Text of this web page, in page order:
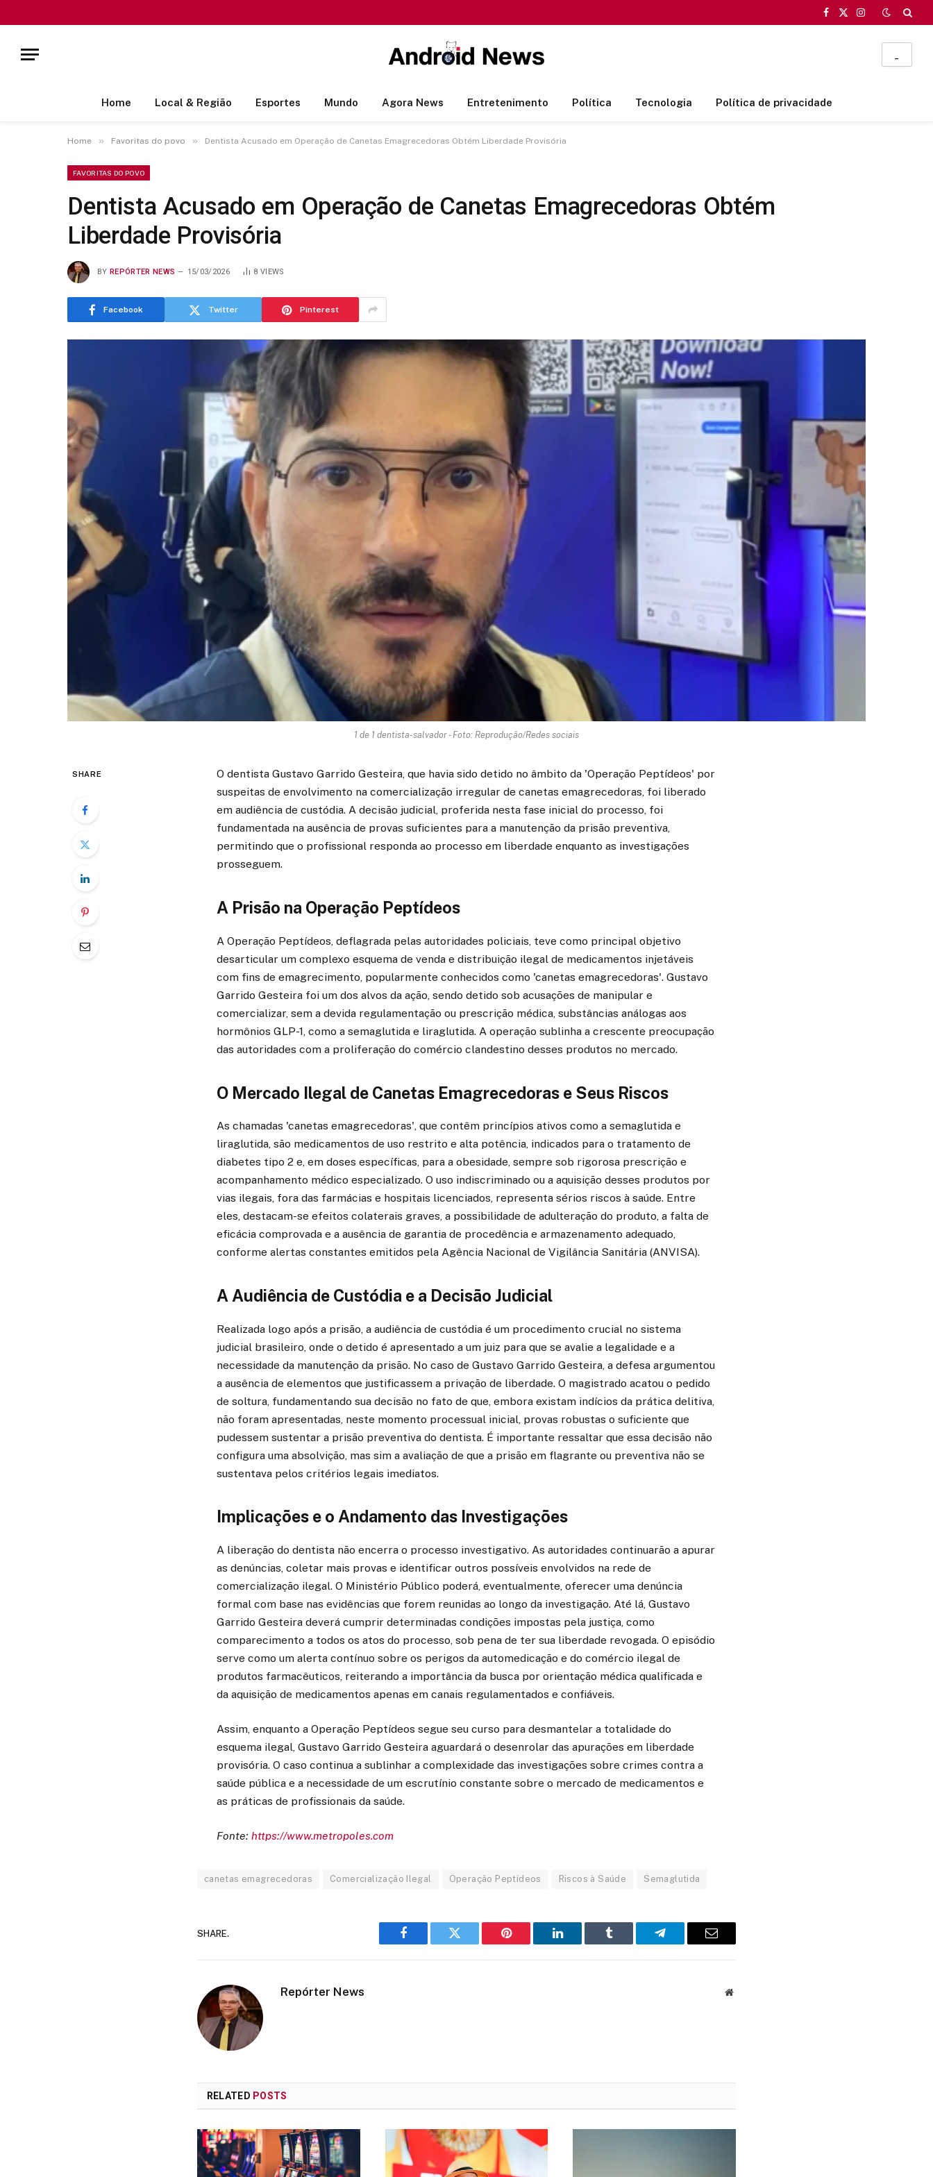
Facebook
X
Instagram
Home Local & Região Esportes Mundo Agora News Entretenimento Política Tecnologia Política de privacidade
Home » Favoritas do povo » Dentista Acusado em Operação de Canetas Emagrecedoras Obtém Liberdade Provisória
FAVORITAS DO POVO
Dentista Acusado em Operação de Canetas Emagrecedoras Obtém
Liberdade Provisória
BY REPÓRTER NEWS 15/03/2026 8 VIEWS
Facebook Twitter Pinterest
1 de 1 dentista-salvador - Foto: Reprodução/Redes sociais
SHARE
O dentista Gustavo Garrido Gesteira, que havia sido detido no âmbito da 'Operação Peptídeos' por
suspeitas de envolvimento na comercialização irregular de canetas emagrecedoras, foi liberado
em audiência de custódia. A decisão judicial, proferida nesta fase inicial do processo, foi
fundamentada na ausência de provas suficientes para a manutenção da prisão preventiva,
permitindo que o profissional responda ao processo em liberdade enquanto as investigações
prosseguem.
A Prisão na Operação Peptídeos
A Operação Peptídeos, deflagrada pelas autoridades policiais, teve como principal objetivo
desarticular um complexo esquema de venda e distribuição ilegal de medicamentos injetáveis
com fins de emagrecimento, popularmente conhecidos como 'canetas emagrecedoras'. Gustavo
Garrido Gesteira foi um dos alvos da ação, sendo detido sob acusações de manipular e
comercializar, sem a devida regulamentação ou prescrição médica, substâncias análogas aos
hormônios GLP-1, como a semaglutida e liraglutida. A operação sublinha a crescente preocupação
das autoridades com a proliferação do comércio clandestino desses produtos no mercado.
O Mercado Ilegal de Canetas Emagrecedoras e Seus Riscos
As chamadas 'canetas emagrecedoras', que contêm princípios ativos como a semaglutida e
liraglutida, são medicamentos de uso restrito e alta potência, indicados para o tratamento de
diabetes tipo 2 e, em doses específicas, para a obesidade, sempre sob rigorosa prescrição e
acompanhamento médico especializado. O uso indiscriminado ou a aquisição desses produtos por
vias ilegais, fora das farmácias e hospitais licenciados, representa sérios riscos à saúde. Entre
eles, destacam-se efeitos colaterais graves, a possibilidade de adulteração do produto, a falta de
eficácia comprovada e a ausência de garantia de procedência e armazenamento adequado,
conforme alertas constantes emitidos pela Agência Nacional de Vigilância Sanitária (ANVISA).
A Audiência de Custódia e a Decisão Judicial
Realizada logo após a prisão, a audiência de custódia é um procedimento crucial no sistema
judicial brasileiro, onde o detido é apresentado a um juiz para que se avalie a legalidade e a
necessidade da manutenção da prisão. No caso de Gustavo Garrido Gesteira, a defesa argumentou
a ausência de elementos que justificassem a privação de liberdade. O magistrado acatou o pedido
de soltura, fundamentando sua decisão no fato de que, embora existam indícios da prática delitiva,
não foram apresentadas, neste momento processual inicial, provas robustas o suficiente que
pudessem sustentar a prisão preventiva do dentista. É importante ressaltar que essa decisão não
configura uma absolvição, mas sim a avaliação de que a prisão em flagrante ou preventiva não se
sustentava pelos critérios legais imediatos.
Implicações e o Andamento das Investigações
A liberação do dentista não encerra o processo investigativo. As autoridades continuarão a apurar
as denúncias, coletar mais provas e identificar outros possíveis envolvidos na rede de
comercialização ilegal. O Ministério Público poderá, eventualmente, oferecer uma denúncia
formal com base nas evidências que forem reunidas ao longo da investigação. Até lá, Gustavo
Garrido Gesteira deverá cumprir determinadas condições impostas pela justiça, como
comparecimento a todos os atos do processo, sob pena de ter sua liberdade revogada. O episódio
serve como um alerta contínuo sobre os perigos da automedicação e do comércio ilegal de
produtos farmacêuticos, reiterando a importância da busca por orientação médica qualificada e
da aquisição de medicamentos apenas em canais regulamentados e confiáveis.
Assim, enquanto a Operação Peptídeos segue seu curso para desmantelar a totalidade do
esquema ilegal, Gustavo Garrido Gesteira aguardará o desenrolar das apurações em liberdade
provisória. O caso continua a sublinhar a complexidade das investigações sobre crimes contra a
saúde pública e a necessidade de um escrutínio constante sobre o mercado de medicamentos e
as práticas de profissionais da saúde.
Fonte: https://www.metropoles.com
canetas emagrecedoras Comercialização Ilegal Operação Peptídeos Riscos à Saúde Semaglutida
SHARE.
Facebook Twitter Pinterest LinkedIn Tumblr Telegram Email
Repórter News Website
RELATED POSTS